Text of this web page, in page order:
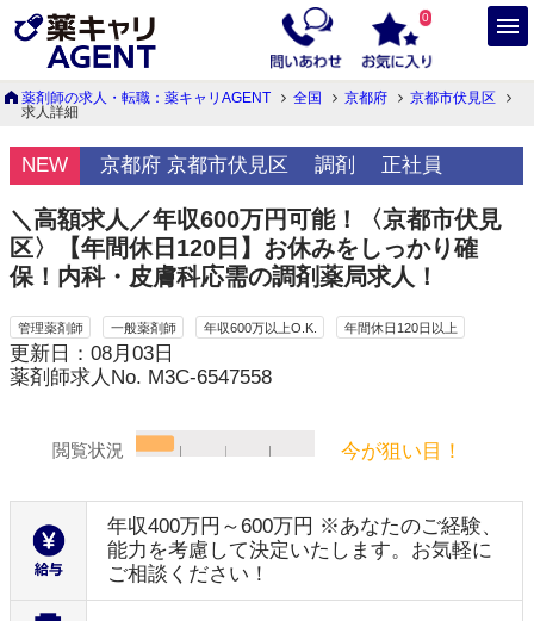
0
薬剤師の求人・転職：薬キャリAGENT 全国 京都府
京都市伏見区
求人詳細
NEW 京都府 京都市伏見区 調剤 正社員
＼高額求人／年収600万円可能！〈京都市伏見
区〉【年間休日120日】お休みをしっかり確
保！内科・皮膚科応需の調剤薬局求人！
管理薬剤師 一般薬剤師 年収600万以上O.K. 年間休日120日以上
更新日：08月03日
薬剤師求人No. M3C-6547558
閲覧状況 今が狙い目！
年収400万円～600万円 ※あなたのご経験、
能力を考慮して決定いたします。お気軽に
ご相談ください！